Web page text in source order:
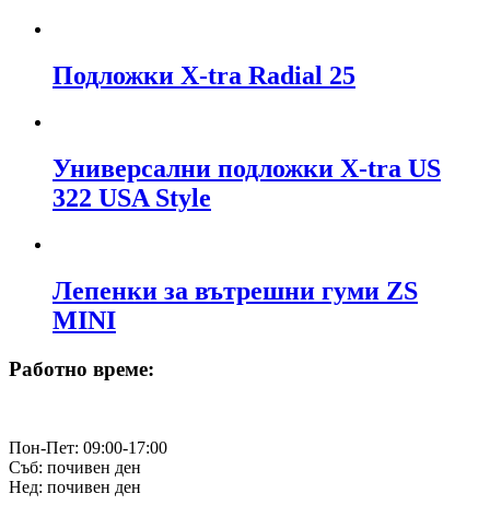
Подложки X-tra Radial 25
Универсални подложки X-tra US
322 USA Style
Лепенки за вътрешни гуми ZS
MINI
Работно време:
Пон-Пет: 09:00-17:00
Съб: почивен ден
Нед: почивен ден